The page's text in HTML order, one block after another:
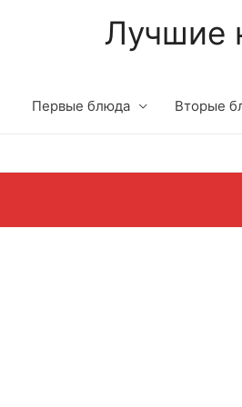
Лучшие
Первые блюда Вторые